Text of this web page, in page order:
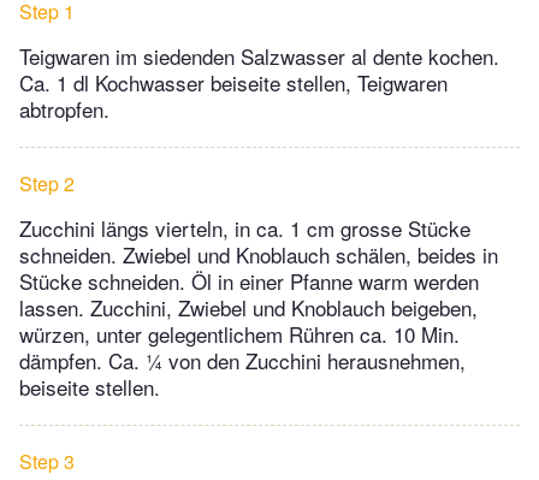
Step 1
Teigwaren im siedenden Salzwasser al dente kochen.
Ca. 1 dl Kochwasser beiseite stellen, Teigwaren
abtropfen.
Step 2
Zucchini längs vierteln, in ca. 1 cm grosse Stücke
schneiden. Zwiebel und Knoblauch schälen, beides in
Stücke schneiden. Öl in einer Pfanne warm werden
lassen. Zucchini, Zwiebel und Knoblauch beigeben,
würzen, unter gelegentlichem Rühren ca. 10 Min.
dämpfen. Ca. ¼ von den Zucchini herausnehmen,
beiseite stellen.
Step 3